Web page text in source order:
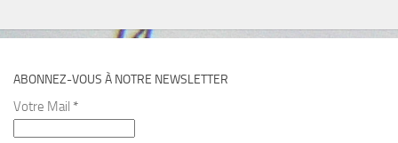
ABONNEZ-VOUS À NOTRE NEWSLETTER
Votre Mail *